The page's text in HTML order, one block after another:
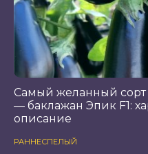
Самый желанный сорт
— баклажан Эпик F1:
описание
РАННЕСПЕЛЫЙ